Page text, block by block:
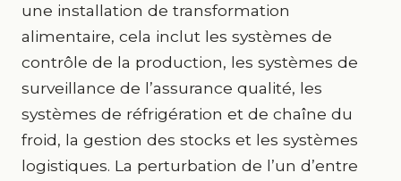
une installation de transformation
alimentaire, cela inclut les systèmes de
contrôle de la production, les systèmes de
surveillance de l’assurance qualité, les
systèmes de réfrigération et de chaîne du
froid, la gestion des stocks et les systèmes
logistiques. La perturbation de l’un d’entre